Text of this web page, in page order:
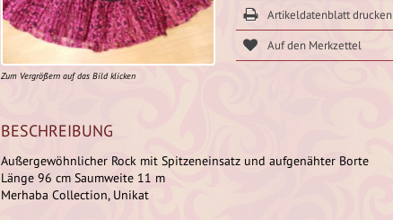
Zum Vergrößern auf das Bild klicken
Artikeldatenblatt drucken
BESCHREIBUNG
Außergewöhnlicher Rock mit Spitzeneinsatz und aufgenähter Borte
Länge 96 cm Saumweite 11 m
Merhaba Collection, Unikat